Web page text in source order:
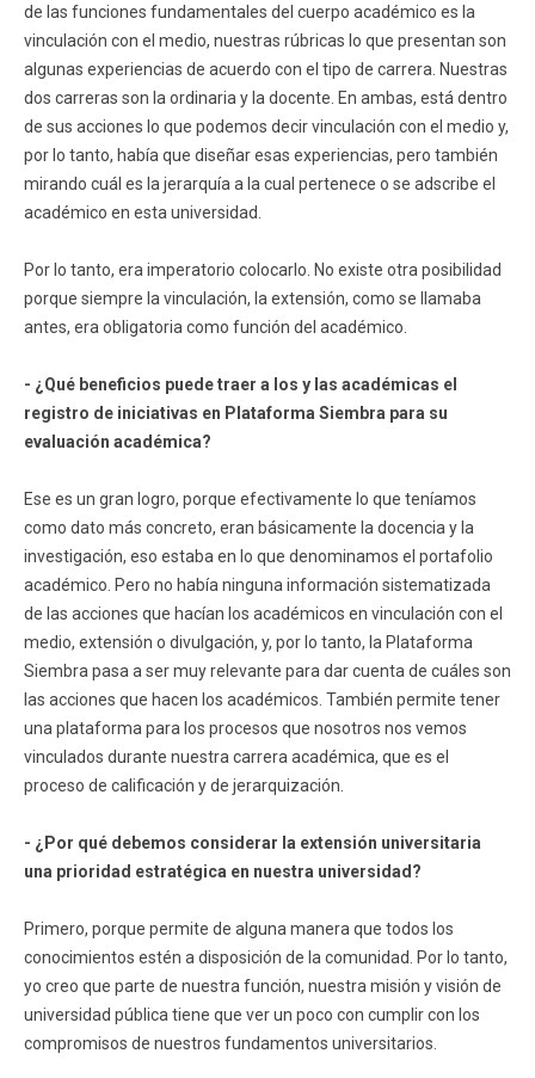
de las funciones fundamentales del cuerpo académico es la
vinculación con el medio, nuestras rúbricas lo que presentan son
algunas experiencias de acuerdo con el tipo de carrera. Nuestras
dos carreras son la ordinaria y la docente. En ambas, está dentro
de sus acciones lo que podemos decir vinculación con el medio y,
por lo tanto, había que diseñar esas experiencias, pero también
mirando cuál es la jerarquía a la cual pertenece o se adscribe el
académico en esta universidad.
Por lo tanto, era imperatorio colocarlo. No existe otra posibilidad
porque siempre la vinculación, la extensión, como se llamaba
antes, era obligatoria como función del académico.
- ¿Qué beneficios puede traer a los y las académicas el
registro de iniciativas en Plataforma Siembra para su
evaluación académica?
Ese es un gran logro, porque efectivamente lo que teníamos
como dato más concreto, eran básicamente la docencia y la
investigación, eso estaba en lo que denominamos el portafolio
académico. Pero no había ninguna información sistematizada
de las acciones que hacían los académicos en vinculación con el
medio, extensión o divulgación, y, por lo tanto, la Plataforma
Siembra pasa a ser muy relevante para dar cuenta de cuáles son
las acciones que hacen los académicos. También permite tener
una plataforma para los procesos que nosotros nos vemos
vinculados durante nuestra carrera académica, que es el
proceso de calificación y de jerarquización.
- ¿Por qué debemos considerar la extensión universitaria
una prioridad estratégica en nuestra universidad?
Primero, porque permite de alguna manera que todos los
conocimientos estén a disposición de la comunidad. Por lo tanto,
yo creo que parte de nuestra función, nuestra misión y visión de
universidad pública tiene que ver un poco con cumplir con los
compromisos de nuestros fundamentos universitarios.